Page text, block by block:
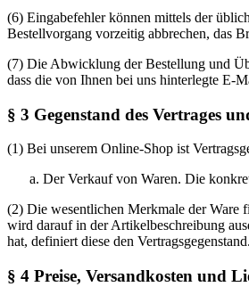
(6) Eingabefehler können mittels der
Bestellvorgang vorzeitig abbrechen, das
(7) Die Abwicklung der Bestellung und
dass die von Ihnen bei uns hinterlegte E-
§ 3 Gegenstand des Vertrages
(1) Bei unserem Online-Shop ist
Der Verkauf von Waren. Die
(2) Die wesentlichen Merkmale der Ware
wird darauf in der Artikelbeschreibung
hat, definiert diese den Vertragsgegenstand.
§ 4 Preise, Versandkosten und